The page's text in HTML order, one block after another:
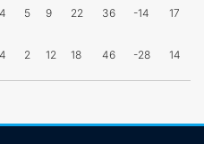
4 5 9 22 36 -14 17
4 2 12 18 46 -28 14